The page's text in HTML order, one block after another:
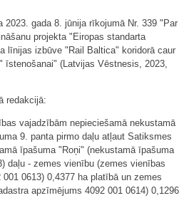
2023. gada 8. jūnija rīkojumā Nr. 339 "Par
projekta "Eiropas standarta
līnijas izbūve "Rail Baltica" koridorā caur
īstenošanai" (Latvijas Vēstnesis, 2023,
redakcijā:
vajadzībām nepieciešamā nekustamā
9. panta pirmo daļu atļaut Satiksmes
īpašuma "Roņi" (nekustamā īpašuma
daļu - zemes vienību (zemes vienības
0613) 0,4377 ha platībā un zemes
apzīmējums 4092 001 0614) 0,1296